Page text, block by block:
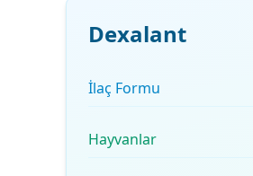
Dexalant
İlaç Formu
Hayvanlar